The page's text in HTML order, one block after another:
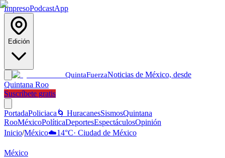
ImpresoPodcastApp
Edición
QuintaFuerzaNoticias de México, desde
Quintana Roo
Suscríbete gratis
PortadaPoliciaca 🌀 HuracanesSismosQuintana
RooMéxicoPolíticaDeportesEspectáculosOpinión
Inicio/México☁️14°C· Ciudad de México
México